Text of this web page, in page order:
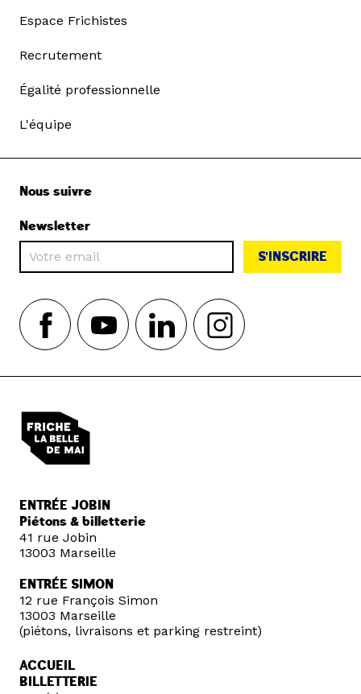
Espace Frichistes
Recrutement
Égalité professionnelle
L'équipe
Nous suivre
Newsletter
S'INSCRIRE
ENTRÉE JOBIN
Piétons & billetterie
41 rue Jobin
13003 Marseille
ENTRÉE SIMON
12 rue François Simon
13003 Marseille
(piétons, livraisons et parking restreint)
ACCUEIL
BILLETTERIE